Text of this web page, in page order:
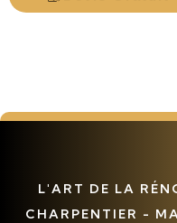
L'ART DE LA
CHARPENTIER -